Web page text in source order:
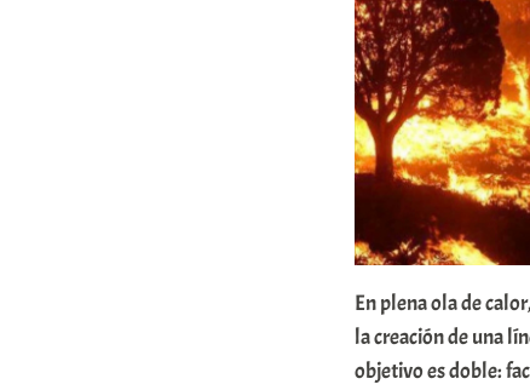
En plena ola de
la creación de una
objetivo es doble: